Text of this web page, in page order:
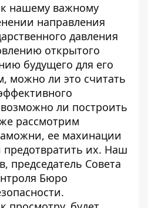
нашему важному
направления
давления
открытого
будущего для его
можно ли это считать
ли построить
рассмотрим
ее махинации
их. Наш
председатель Совета
Бюро